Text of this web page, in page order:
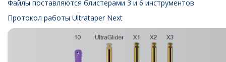
Файлы поставляются блистерами 3 и 6 инструментов
Протокол работы Ultrataper Next